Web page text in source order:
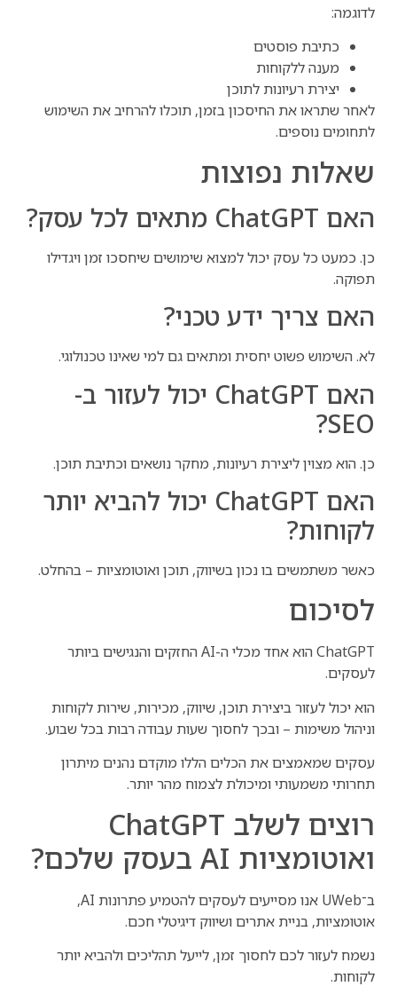
לדוגמה:
כתיבת פוסטים
מענה ללקוחות
יצירת רעיונות לתוכן
לאחר שתראו את החיסכון בזמן, תוכלו להרחיב את השימוש
לתחומים נוספים.
שאלות נפוצות
האם ChatGPT מתאים לכל עסק?
כן. כמעט כל עסק יכול למצוא שימושים שיחסכו זמן ויגדילו
תפוקה.
האם צריך ידע טכני?
לא. השימוש פשוט יחסית ומתאים גם למי שאינו טכנולוגי.
האם ChatGPT יכול לעזור ב-
SEO?
כן. הוא מצוין ליצירת רעיונות, מחקר נושאים וכתיבת תוכן.
האם ChatGPT יכול להביא יותר
לקוחות?
כאשר משתמשים בו נכון בשיווק, תוכן ואוטומציות – בהחלט.
לסיכום
ChatGPT הוא אחד מכלי ה-AI החזקים והנגישים ביותר
לעסקים.
הוא יכול לעזור ביצירת תוכן, שיווק, מכירות, שירות לקוחות
וניהול משימות – ובכך לחסוך שעות עבודה רבות בכל שבוע.
עסקים שמאמצים את הכלים הללו מוקדם נהנים מיתרון
תחרותי משמעותי ומיכולת לצמוח מהר יותר.
רוצים לשלב ChatGPT
ואוטומציות AI בעסק שלכם?
ב־UWeb אנו מסייעים לעסקים להטמיע פתרונות AI,
אוטומציות, בניית אתרים ושיווק דיגיטלי חכם.
נשמח לעזור לכם לחסוך זמן, לייעל תהליכים ולהביא יותר
לקוחות.